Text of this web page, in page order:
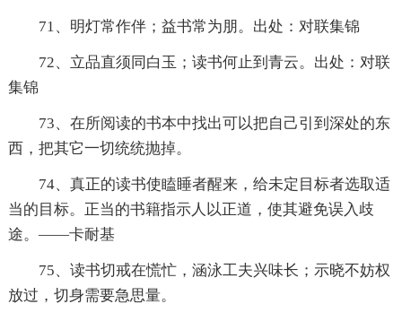
71、明灯常作伴；益书常为朋。出处：对联集锦
72、立品直须同白玉；读书何止到青云。出处：对联
集锦
73、在所阅读的书本中找出可以把自己引到深处的东
西，把其它一切统统抛掉。
74、真正的读书使瞌睡者醒来，给未定目标者选取适
当的目标。正当的书籍指示人以正道，使其避免误入歧
途。——卡耐基
75、读书切戒在慌忙，涵泳工夫兴味长；示晓不妨权
放过，切身需要急思量。